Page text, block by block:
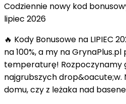
Codziennie nowy kod
lipiec 2026
🔥 Kody Bonusowe na LIPIEC
na 100%, a my na
temperaturę! Rozpoczynamy
najgrubszych drop&oacute;w.
domu, czy z leżaka nad